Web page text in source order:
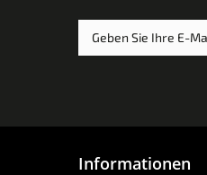
Informationen